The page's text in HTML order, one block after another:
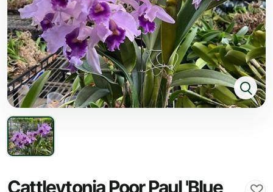
Cattleytonia Poor Paul 'Blue